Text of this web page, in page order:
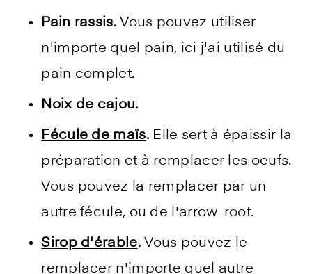
Pain rassis. Vous pouvez utiliser
n'importe quel pain, ici j'ai utilisé du
pain complet.
Noix de cajou.
Fécule de maïs. Elle sert à épaissir la
préparation et à remplacer les oeufs.
Vous pouvez la remplacer par un
autre fécule, ou de l'arrow-root.
Sirop d'érable. Vous pouvez le
remplacer n'importe quel autre